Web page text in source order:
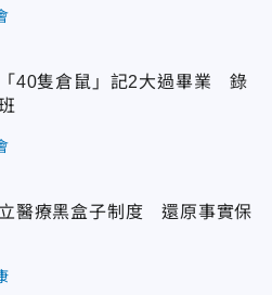
40隻倉鼠」記2大過畢業 錄
醫療黑盒子制度 還原事實保